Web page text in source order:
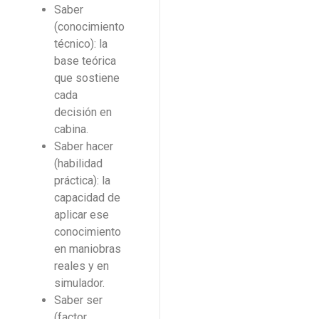
Saber
(conocimiento
técnico): la
base teórica
que sostiene
cada
decisión en
cabina.
Saber hacer
(habilidad
práctica): la
capacidad de
aplicar ese
conocimiento
en maniobras
reales y en
simulador.
Saber ser